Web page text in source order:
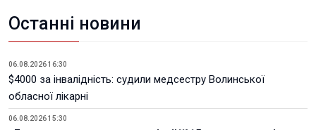
Останні новини
06.08.2026 16:30
$4000 за інвалідність: судили медсестру Волинської
обласної лікарні
06.08.2026 15:30